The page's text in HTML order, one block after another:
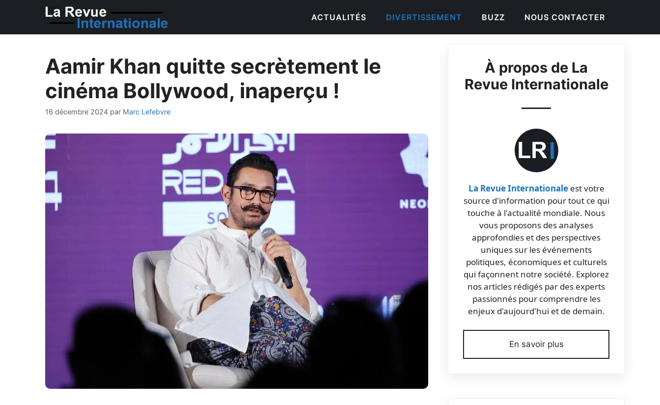
ACTUALITÉS DIVERTISSEMENT BUZZ NOUS CONTACTER
Aamir Khan quitte secrètement le
cinéma Bollywood, inaperçu !
16 décembre 2024 par Marc Lefebvre
À propos de La
Revue Internationale
La Revue Internationaleest votre
source d'information pour tout ce qui
touche à l'actualité mondiale. Nous
vous proposons des analyses
approfondies et des perspectives
uniques sur les événements
politiques, économiques et culturels
qui façonnent notre société. Explorez
nos articles rédigés par des experts
passionnés pour comprendre les
enjeux d'aujourd'hui et de demain.
En savoir plus